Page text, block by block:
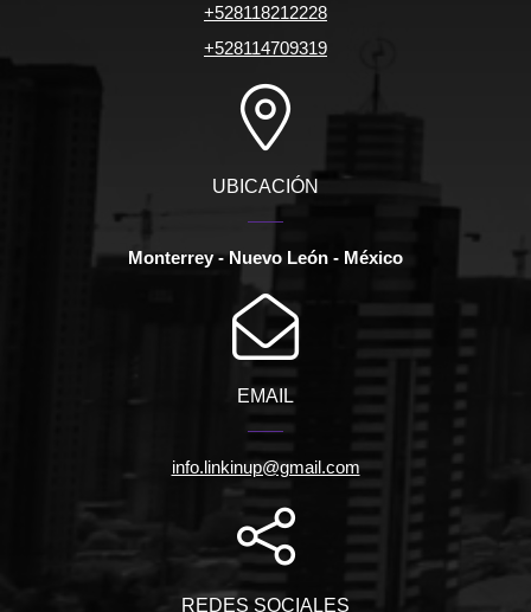
+528118212228
+528114709319
UBICACIÓN
Monterrey - Nuevo León - México
EMAIL
info.linkinup@gmail.com
REDES SOCIALES